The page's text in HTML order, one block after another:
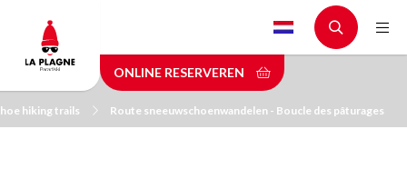
main
content
ONLINE RESERVEREN
hiking trails Route sneeuwschoenwandelen - Boucle des pâturages